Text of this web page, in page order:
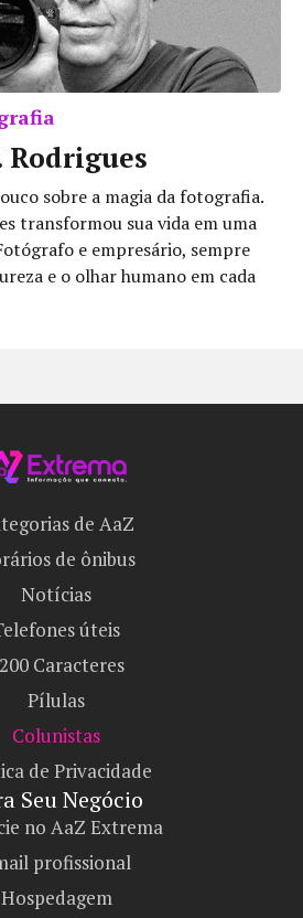
Rodrigues
sobre a magia da fotografia.
transformou sua vida em uma
e empresário, sempre
e o olhar humano em cada
de AaZ
de ônibus
Notícias
úteis
Caracteres
Pílulas
Colunistas
de Privacidade
Seu Negócio​
no AaZ Extrema
profissional
Hospedagem